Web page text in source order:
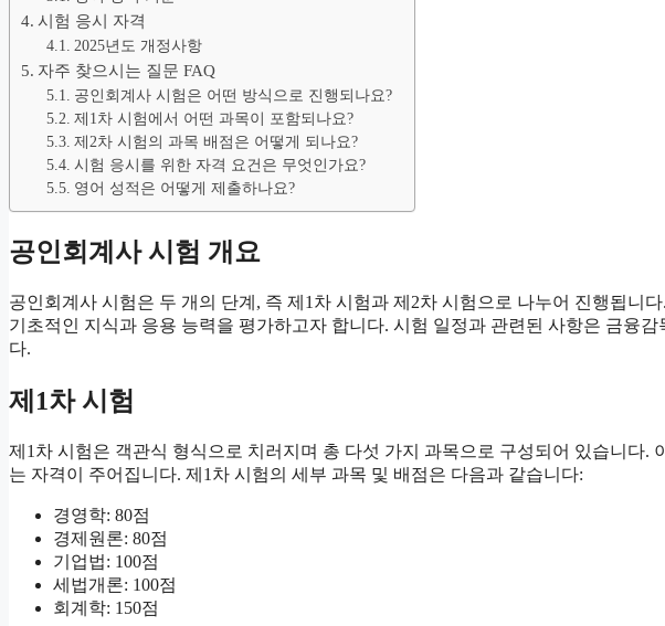
시험 응시 자격
2025년도 개정사항
자주 찾으시는 질문 FAQ
공인회계사 시험은 어떤 방식으로 진행되나요?
제1차 시험에서 어떤 과목이 포함되나요?
제2차 시험의 과목 배점은 어떻게 되나요?
시험 응시를 위한 자격 요건은 무엇인가요?
영어 성적은 어떻게 제출하나요?
공인회계사 시험 개요
공인회계사 시험은 두 개의 단계, 즉 제1차 시험과 제2차 시험으로 나누어 진행됩니
기초적인 지식과 응용 능력을 평가하고자 합니다. 시험 일정과 관련된 사항은 금융
다.
제1차 시험
제1차 시험은 객관식 형식으로 치러지며 총 다섯 가지 과목으로 구성되어 있습니다.
는 자격이 주어집니다. 제1차 시험의 세부 과목 및 배점은 다음과 같습니다:
경영학: 80점
경제원론: 80점
기업법: 100점
세법개론: 100점
회계학: 150점